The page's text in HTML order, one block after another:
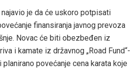
je da će uskoro potpisati
finansiranja javnog prevoza
Novac će biti obezbeđen iz
i kamate iz državnog „Road Fund“-
povećanje cena karata koje